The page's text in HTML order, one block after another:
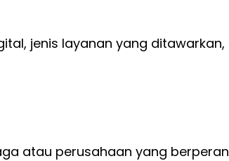
jenis layanan yang ditawarkan,
atau perusahaan yang berperan